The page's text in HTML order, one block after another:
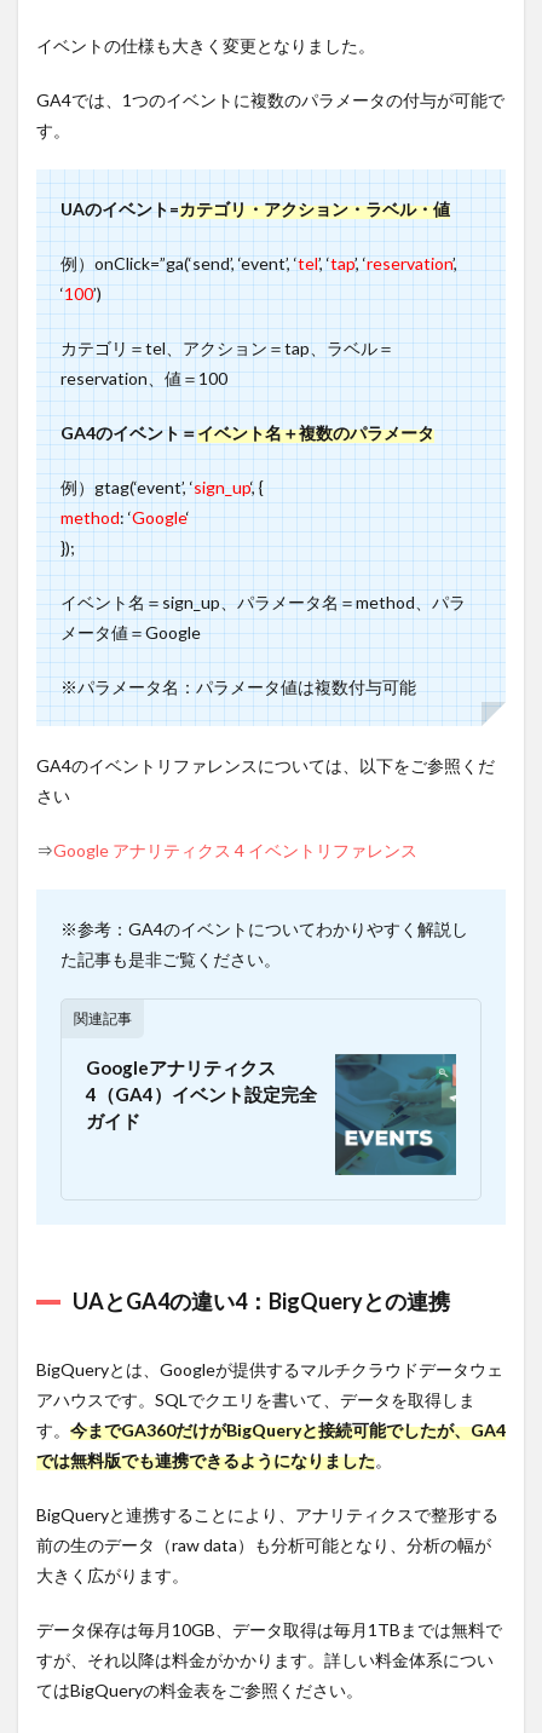
ユニ
サル
アナ
リテ
GA4
の併
用時
の分
析の
ント
9.1
POINT1：
ウェブ計
測のみで
あれば、
UAをメイ
ンで分析
する
9.2
POINT2：
サーチコ
ンソール
と連携し
ているな
ら、UAで
分析する
9.3
POINT3：
Googleデ
いるな
ら、UAで
9.4
生のデー
タを分析
したいな
ら、GA4
デバイス
なら、
析する
9.6
【おす
GA4の
Looker
Studio
レポー
成する
10
GA4と
併せて利用
イベントの仕様も大きく変更となりました。
GA4では、1つのイベントに複数のパラメータの付与が可能で
す。
UAのイベント=カテゴリ・アクション・ラベル・値
例）onClick=”ga(‘send’, ‘event’, ‘tel’, ‘tap’, ‘reservation’,
‘100’)
カテゴリ＝tel、アクション＝tap、ラベル＝
reservation、値＝100
GA4のイベント＝イベント名＋複数のパラメータ
例）gtag(‘event’, ‘sign_up‘, {
method: ‘Google‘
});
イベント名＝sign_up、パラメータ名＝method、パラ
メータ値＝Google
※パラメータ名：パラメータ値は複数付与可能
GA4のイベントリファレンスについては、以下をご参照くだ
さい
⇒Google アナリティクス 4 イベントリファレンス
※参考：GA4のイベントについてわかりやすく解説し
た記事も是非ご覧ください。
関連記事
Googleアナリティクス
4（GA4）イベント設定完全
ガイド
UAとGA4の違い4：BigQueryとの連携
BigQueryとは、Googleが提供するマルチクラウドデータウェ
アハウスです。SQLでクエリを書いて、データを取得しま
す。 今までGA360だけがBigQueryと接続可能でしたが、GA4
では無料版でも連携できるようになりました。
BigQueryと連携することにより、アナリティクスで整形する
前の生のデータ（raw data）も分析可能となり、分析の幅が
大きく広がります。
データ保存は毎月10GB、データ取得は毎月1TBまでは無料で
すが、それ以降は料金がかかります。詳しい料金体系につい
てはBigQueryの料金表をご参照ください。